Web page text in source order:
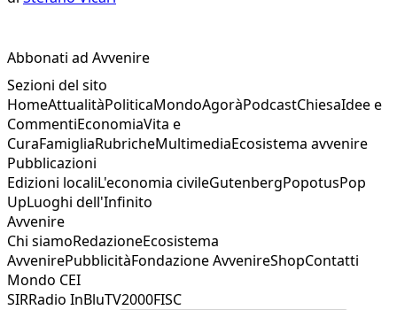
Abbonati ad Avvenire
Sezioni del sito
HomeAttualitàPoliticaMondoAgoràPodcastChiesaIdee e
CommentiEconomiaVita e
CuraFamigliaRubricheMultimediaEcosistema avvenire
Pubblicazioni
Edizioni localiL'economia civileGutenbergPopotusPop
UpLuoghi dell'Infinito
Avvenire
Chi siamoRedazioneEcosistema
AvvenirePubblicitàFondazione AvvenireShopContatti
Mondo CEI
SIRRadio InBluTV2000FISC